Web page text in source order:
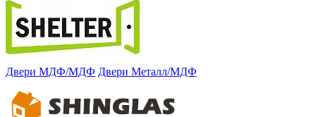
Двери МДФ/МДФ Двери Металл/МДФ